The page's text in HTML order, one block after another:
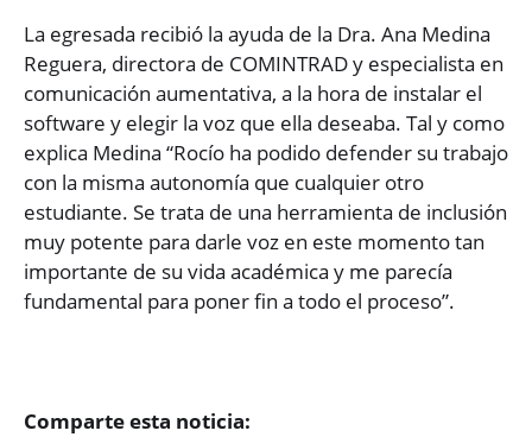
La egresada recibió la ayuda de la Dra. Ana Medina
Reguera, directora de COMINTRAD y especialista en
comunicación aumentativa, a la hora de instalar el
software y elegir la voz que ella deseaba. Tal y como
explica Medina “Rocío ha podido defender su trabajo
con la misma autonomía que cualquier otro
estudiante. Se trata de una herramienta de inclusión
muy potente para darle voz en este momento tan
importante de su vida académica y me parecía
fundamental para poner fin a todo el proceso”.
Comparte esta noticia: